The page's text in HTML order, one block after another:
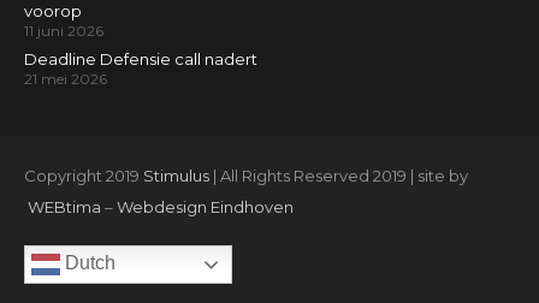
voorop
11 juni 2026
Deadline Defensie call nadert
21 mei 2026
Copyright 2019 Stimulus| All Rights Reserved 2019 | site by
WEBtima –Webdesign Eindhoven
Dutch